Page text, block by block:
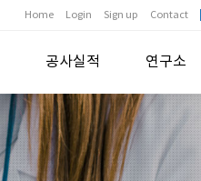
Home Login Sign up Contact
공사실적 연구소